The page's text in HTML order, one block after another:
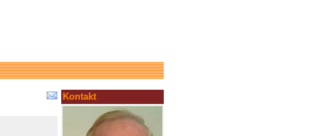
Kontakt